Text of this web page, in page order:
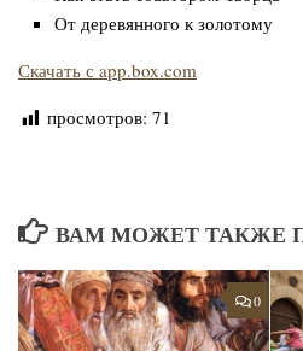
От деревянного к золотому
Скачать с app.box.com
просмотров: 71
ВАМ МОЖЕТ ТАКЖЕ
0